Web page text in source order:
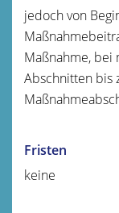
jedoch von
Maßnahme, bei
Abschnitten bis
Fristen
keine